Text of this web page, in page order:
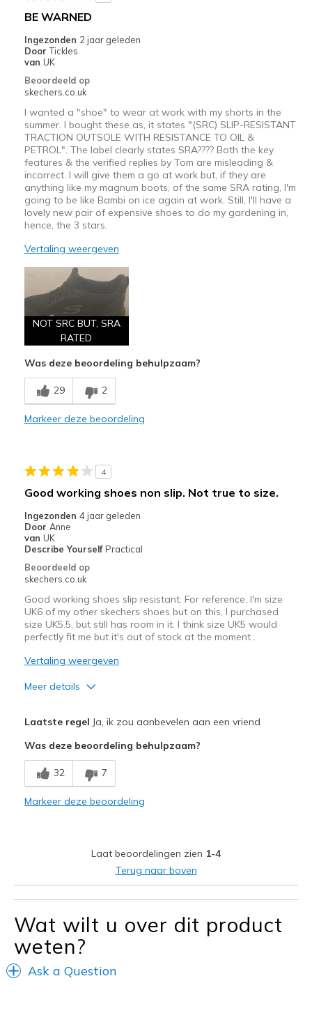
View On Shoes I'm Into Shoes
BE WARNED
Ingezonden 2 jaar geleden
Door Tickles
van UK
Beoordeeld op
skechers.co.uk
I wanted a "shoe" to wear at work with my shorts in the
summer. I bought these as, it states "(SRC) SLIP-RESISTANT
TRACTION OUTSOLE WITH RESISTANCE TO OIL &
PETROL". The label clearly states SRA???? Both the key
features & the verified replies by Tom are misleading &
incorrect. I will give them a go at work but, if they are
anything like my magnum boots, of the same SRA rating, I'm
going to be like Bambi on ice again at work. Still, I'll have a
lovely new pair of expensive shoes to do my gardening in,
hence, the 3 stars.
Vertaling weergeven
NOT SRC BUT, SRA
RATED
Was deze beoordeling behulpzaam?
29 2
Markeer deze beoordeling
4
Good working shoes non slip. Not true to size.
Ingezonden 4 jaar geleden
Door Anne
van UK
Describe Yourself Practical
Beoordeeld op
skechers.co.uk
Good working shoes slip resistant. For reference, I'm size
UK6 of my other skechers shoes but on this, I purchased
size UK5.5, but still has room in it. I think size UK5 would
perfectly fit me but it's out of stock at the moment .
Vertaling weergeven
Meer details
Minpunten
Bit thin memory foam on foot heel
Less thickness of memory foam on foot heel
Beste toepassingen
Casual Wear
Width
View On Shoes
Shoes are for Wearing
Laatste regel Ja, ik zou aanbevelen aan een vriend
Was deze beoordeling behulpzaam?
32 7
Markeer deze beoordeling
Laat beoordelingen zien 1-4
Terug naar boven
Wat wilt u over dit product
weten?
Ask a Question